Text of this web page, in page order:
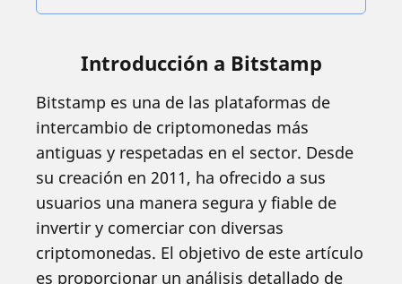
Introducción a Bitstamp
Bitstamp es una de las plataformas de
intercambio de criptomonedas más
antiguas y respetadas en el sector. Desde
su creación en 2011, ha ofrecido a sus
usuarios una manera segura y fiable de
invertir y comerciar con diversas
criptomonedas. El objetivo de este artículo
es proporcionar un análisis detallado de